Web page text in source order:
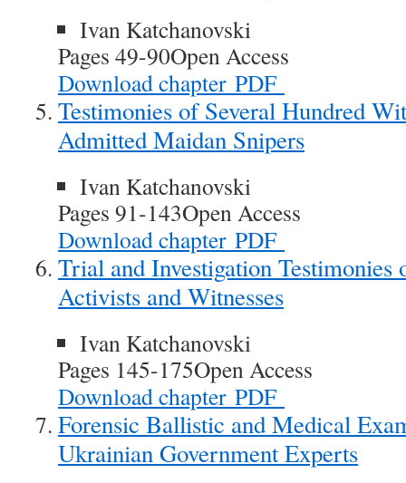
Ivan Katchanovski
Pages 49-90Open Access
Download chapter PDF
Testimonies of Several Hundred
Admitted Maidan Snipers
Ivan Katchanovski
Pages 91-143Open Access
Download chapter PDF
Trial and Investigation Testimonies
Activists and Witnesses
Ivan Katchanovski
Pages 145-175Open Access
Download chapter PDF
Forensic Ballistic and Medical
Ukrainian Government Experts